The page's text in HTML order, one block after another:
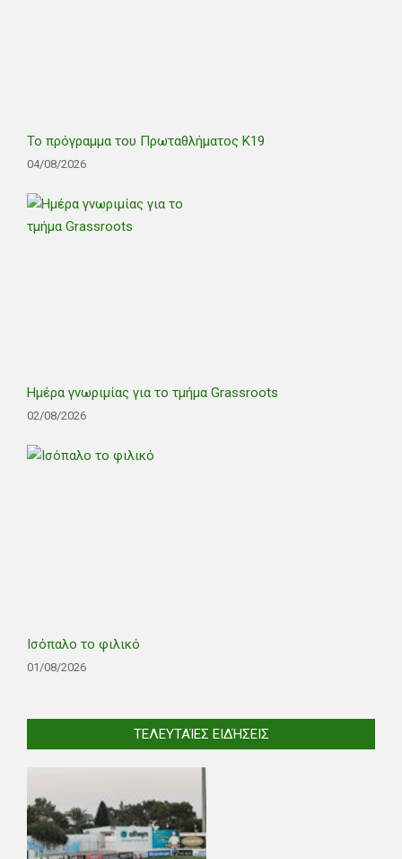
Το πρόγραμμα του Πρωταθλήματος Κ19
04/08/2026
Ημέρα γνωριμίας για το τμήμα Grassroots
02/08/2026
Ισόπαλο το φιλικό
01/08/2026
ΤΕΛΕΥΤΑΊΕΣ ΕΙΔΉΣΕΙΣ